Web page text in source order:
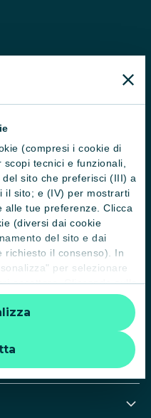
(compresi i cookie di
tecnici e funzionali,
sito che preferisci (III) a
il sito; e (IV) per mostrarti
alle tue preferenze. Clicca
(diversi dai cookie
del sito e dai
richiesto il consenso). In
per selezionare
accettare. Cliccando sulla
lasciate invariate e
senza cookie o altri
quelli tecnici. Per
privacy
dei servizi finanziari
dei PAI